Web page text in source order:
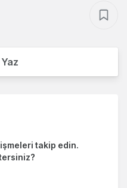
takip edin.